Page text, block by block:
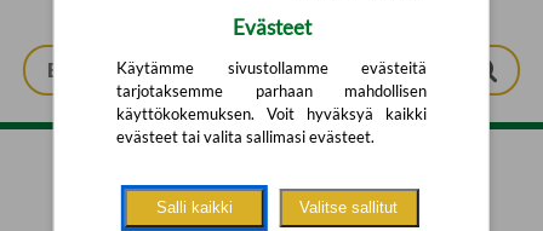
Tarkennettu haku
Evästeet
Käytämme sivustollamme evästeitä
tarjotaksemme parhaan mahdollisen
käyttökokemuksen. Voit hyväksyä kaikki
evästeet tai valita sallimasi evästeet.
Salli kaikki Valitse sallitut